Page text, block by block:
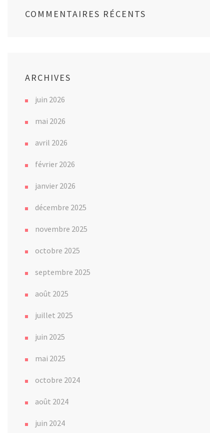
COMMENTAIRES RÉCENTS
ARCHIVES
juin 2026
mai 2026
avril 2026
février 2026
janvier 2026
décembre 2025
novembre 2025
octobre 2025
septembre 2025
août 2025
juillet 2025
juin 2025
mai 2025
octobre 2024
août 2024
juin 2024